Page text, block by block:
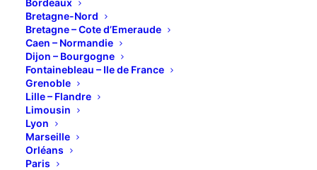
Bordeaux
Bretagne-Nord
Bretagne – Cote d’Emeraude
Caen – Normandie
Dijon – Bourgogne
Fontainebleau – Ile de France
Grenoble
Lille – Flandre
Limousin
Lyon
Marseille
Orléans
Paris
Evènements Culturels